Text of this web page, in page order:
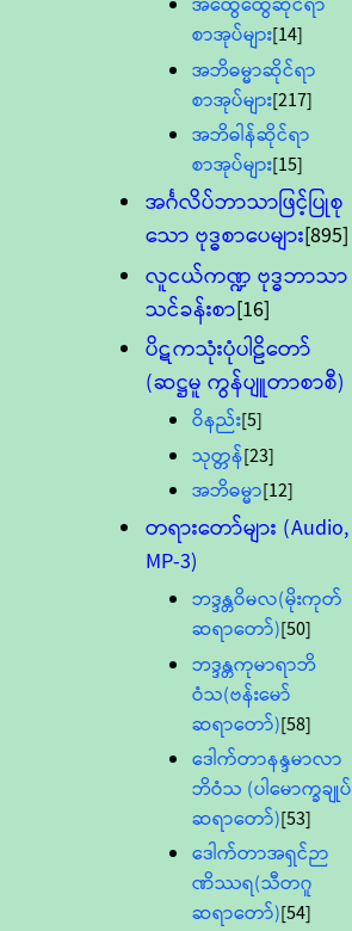
စာအုပ်များ[14]
အဘိဓမ္မာဆိုင်ရာ
စာအုပ်များ[217]
အဘိဓါန်ဆိုင်ရာ
စာအုပ်များ[15]
အင်္ဂလိပ်ဘာသာဖြင့်ပြုစု
သော ဗုဒ္ဓစာပေများ[895]
လူငယ်ကဏ္ဍ ဗုဒ္ဓဘာသာ
သင်ခန်းစာ[16]
ပိဋကသုံးပုံပါဠိတော်
(ဆဋ္ဌမူ ကွန်ပျူတာစာစီ)
ဝိနည်း[5]
သုတ္တန်[23]
အဘိဓမ္မာ[12]
တရားတော်များ (Audio,
MP-3)
ဘဒ္ဒန္တဝိမလ(မိုးကုတ်
ဆရာတော်)[50]
ဘဒ္ဒန္တကုမာရာဘိ
ဝံသ(ဗန်းမော်
ဆရာတော်)[58]
ဒေါက်တာနန္ဒမာလာ
ဘိဝံသ (ပါမောက္ခချုပ်
ဆရာတော်)[53]
ဒေါက်တာအရှင်ဉာ
ဏိဿရ(သီတဂူ
ဆရာတော်)[54]